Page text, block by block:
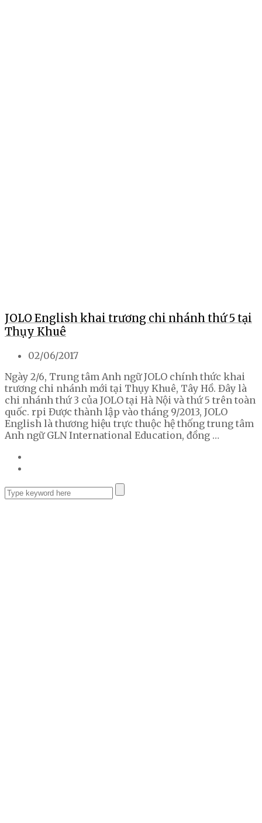
JOLO English khai trương chi nhánh thứ 5 tại
Thụy Khuê
02/06/2017
Ngày 2/6, Trung tâm Anh ngữ JOLO chính thức khai
trương chi nhánh mới tại Thụy Khuê, Tây Hồ. Đây là
chi nhánh thứ 3 của JOLO tại Hà Nội và thứ 5 trên toàn
quốc. rpi Được thành lập vào tháng 9/2013, JOLO
English là thương hiệu trực thuộc hệ thống trung tâm
Anh ngữ GLN International Education, đồng …